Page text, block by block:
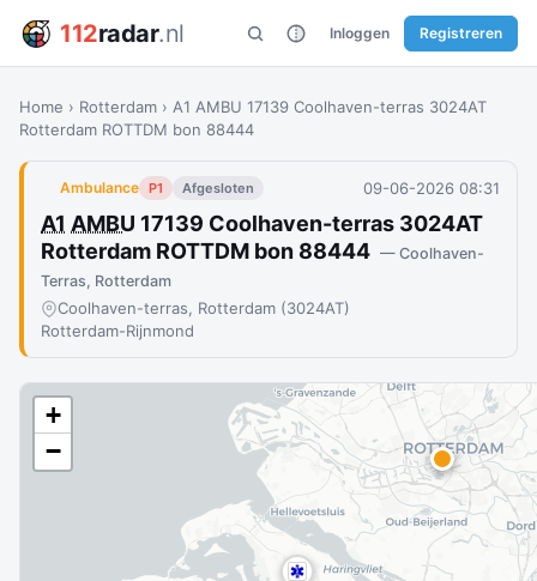
112radar.nl Inloggen Registreren
Home › Rotterdam › A1 AMBU 17139 Coolhaven-terras 3024AT
Rotterdam ROTTDM bon 88444
Ambulance P1 Afgesloten 09-06-2026 08:31
A1 AMBU 17139 Coolhaven-terras 3024AT
Rotterdam ROTTDM bon 88444 — Coolhaven-
Terras, Rotterdam
Coolhaven-terras, Rotterdam (3024AT)
Rotterdam-Rijnmond
+
−